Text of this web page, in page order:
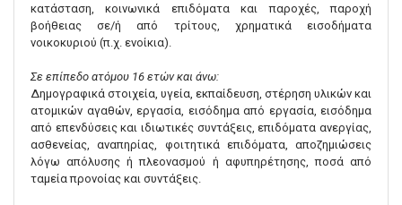
κατάσταση, κοινωνικά επιδόματα και παροχές, παροχή
βοήθειας σε/ή από τρίτους, χρηματικά εισοδήματα
νοικοκυριού (π.χ. ενοίκια).
Σε επίπεδο ατόμου 16 ετών και άνω:
Δημογραφικά στοιχεία, υγεία, εκπαίδευση, στέρηση υλικών και
ατομικών αγαθών, εργασία, εισόδημα από εργασία, εισόδημα
από επενδύσεις και ιδιωτικές συντάξεις, επιδόματα ανεργίας,
ασθενείας, αναπηρίας, φοιτητικά επιδόματα, αποζημιώσεις
λόγω απόλυσης ή πλεονασμού ή αφυπηρέτησης, ποσά από
ταμεία προνοίας και συντάξεις.